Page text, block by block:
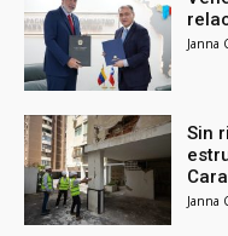
Janna
Sin
Janna